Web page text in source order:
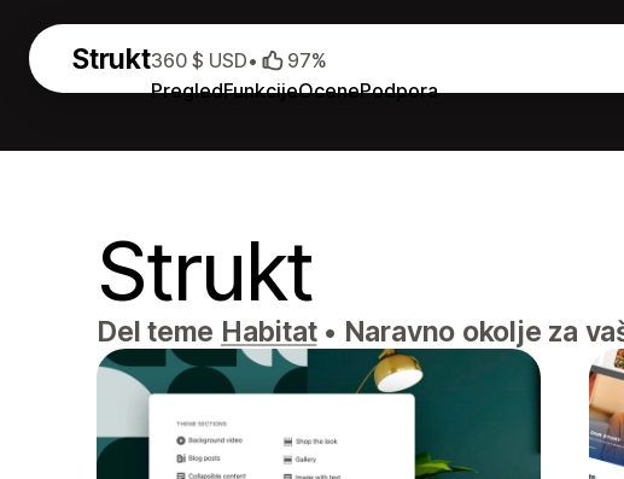
Strukt
PregledFunkcijeOcenePodpora
360 $ USD• 97%
Strukt
Del teme Habitat • Naravno okolje za